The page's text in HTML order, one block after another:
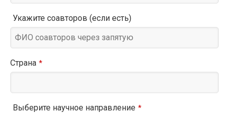
Укажите соавторов (если есть)
Страна *
Выберите научное направление *